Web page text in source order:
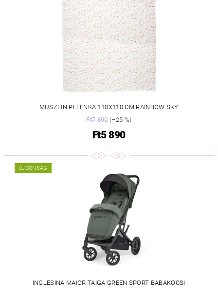
MUSZLIN PELENKA 110X110 CM RAINBOW SKY
Ft7 890(–25 %)
Ft5 890
ÚJDONSÁG
INGLESINA MAIOR TAIGA GREEN SPORT BABAKOCSI